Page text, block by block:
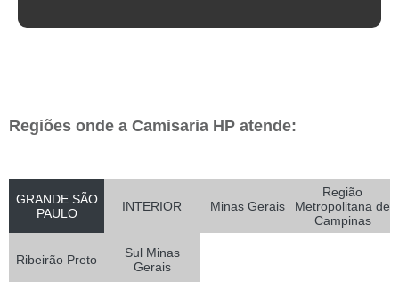
Regiões onde a Camisaria HP atende:
GRANDE SÃO
PAULO
INTERIOR Minas Gerais
Região
Metropolitana de
Campinas
Ribeirão Preto
Sul Minas
Gerais